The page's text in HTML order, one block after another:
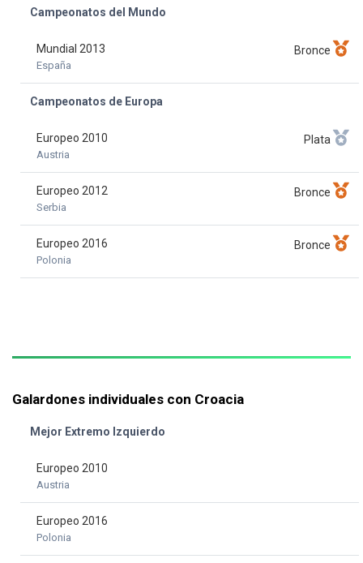
Campeonatos del Mundo
Mundial 2013
España
Bronce
Campeonatos de Europa
Europeo 2010
Austria
Plata
Europeo 2012
Serbia
Bronce
Europeo 2016
Polonia
Bronce
Galardones individuales con Croacia
Mejor Extremo Izquierdo
Europeo 2010
Austria
Europeo 2016
Polonia